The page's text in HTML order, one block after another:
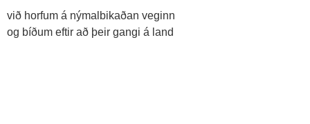
við horf­um á nýmal­bikaðan veg­inn
og bíðum eft­ir að þeir gangi á land